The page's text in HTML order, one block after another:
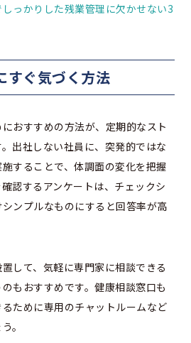
っかりした残業管理に欠かせない3
すぐ気づく方法
おすすめの方法が、定期的なスト
出社しない社員に、突発的ではな
することで、体調面の変化を把握
認するアンケートは、チェックシ
ンプルなものにすると回答率が高
して、気軽に専門家に相談できる
もおすすめです。健康相談窓口も
ために専用のチャットルームなど
。